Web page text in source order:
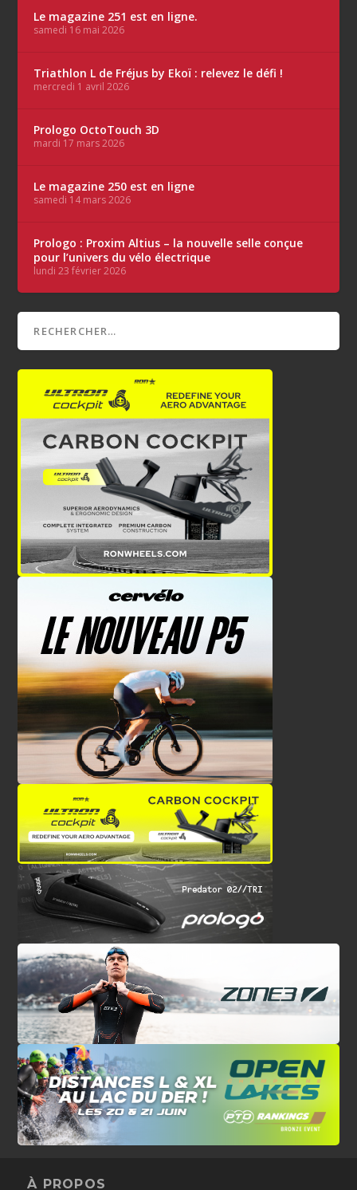
Le magazine 251 est en ligne.
samedi 16 mai 2026
Triathlon L de Fréjus by Ekoï : relevez le défi !
mercredi 1 avril 2026
Prologo OctoTouch 3D
mardi 17 mars 2026
Le magazine 250 est en ligne
samedi 14 mars 2026
Prologo : Proxim Altius – la nouvelle selle conçue
pour l’univers du vélo électrique
lundi 23 février 2026
À PROPOS